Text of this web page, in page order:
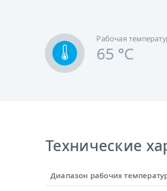
Рабочая
65 °C
Технические
Диапазон рабочих